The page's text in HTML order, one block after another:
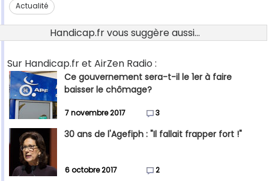
Actualité
Handicap.fr vous suggère aussi...
Sur Handicap.fr et AirZen Radio :
Ce gouvernement sera-t-il le 1er à faire
baisser le chômage?
7 novembre 2017 3
30 ans de l'Agefiph : "Il fallait frapper fort !"
6 octobre 2017 2